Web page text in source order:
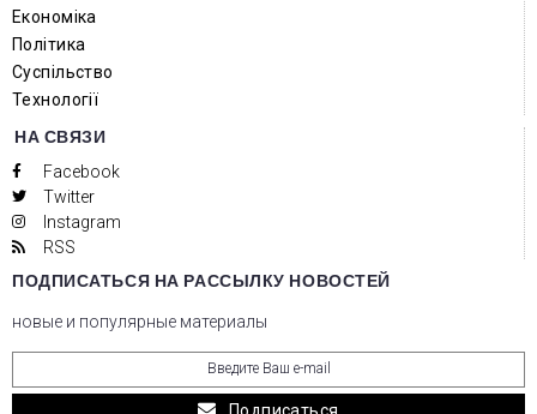
Економіка
Політика
Суспільство
Технології
НА СВЯЗИ
Facebook
Twitter
Instagram
RSS
ПОДПИСАТЬСЯ НА РАССЫЛКУ НОВОСТЕЙ
новые и популярные материалы